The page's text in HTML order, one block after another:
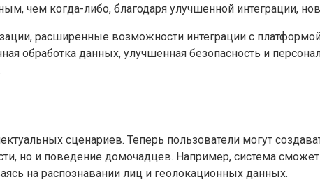
чем когда-либо, благодаря улучшенной интеграции,
расширенные возможности интеграции с
обработка данных, улучшенная безопасность и
сценариев. Теперь пользователи могут
но и поведение домочадцев. Например, система
на распознавании лиц и геолокационных данных.